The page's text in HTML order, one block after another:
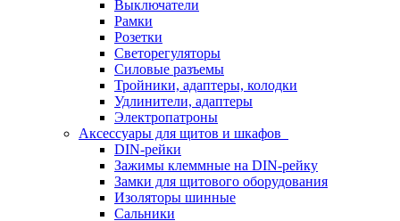
Выключатели
Рамки
Розетки
Светорегуляторы
Силовые разъемы
Тройники, адаптеры, колодки
Удлинители, адаптеры
Электропатроны
Аксессуары для щитов и шкафов
DIN-рейки
Зажимы клеммные на DIN-рейку
Замки для щитового оборудования
Изоляторы шинные
Сальники